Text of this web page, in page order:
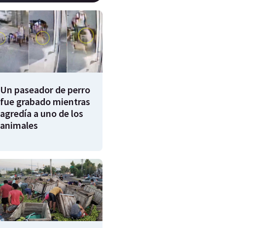
Un paseador de perro
fue grabado mientras
agredía a uno de los
animales